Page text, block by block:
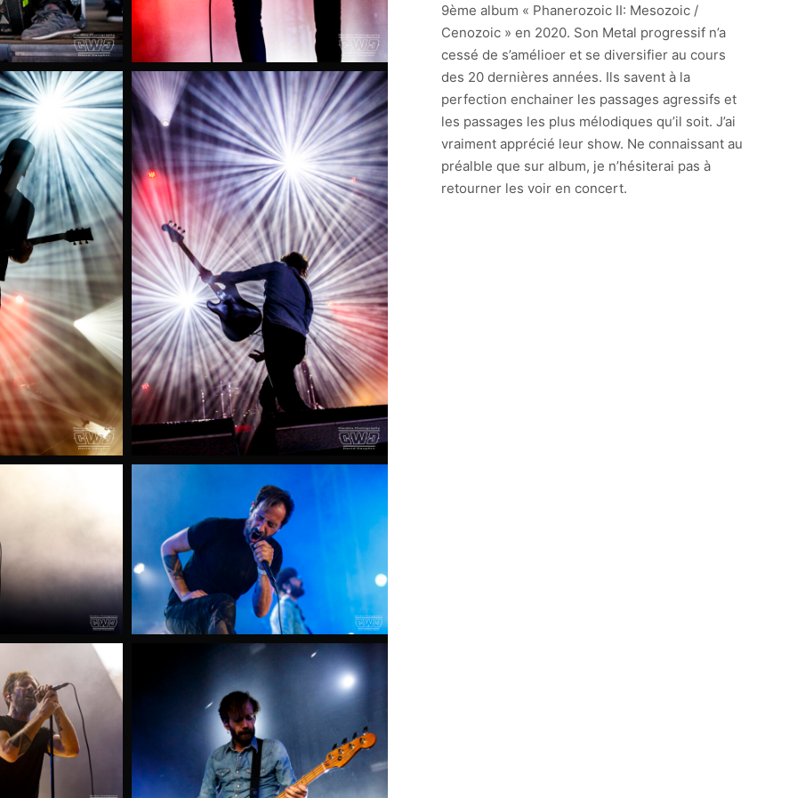
9ème album « Phanerozoic II: Mesozoic /
Cenozoic » en 2020. Son Metal progressif n’a
cessé de s’amélioer et se diversifier au cours
des 20 dernières années. Ils savent à la
perfection enchainer les passages agressifs et
les passages les plus mélodiques qu’il soit. J’ai
vraiment apprécié leur show. Ne connaissant au
préalble que sur album, je n’hésiterai pas à
retourner les voir en concert.